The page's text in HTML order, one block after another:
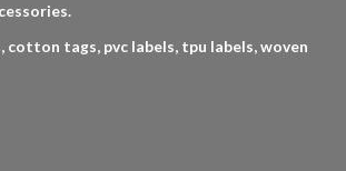
tags, pvc labels, tpu labels, woven